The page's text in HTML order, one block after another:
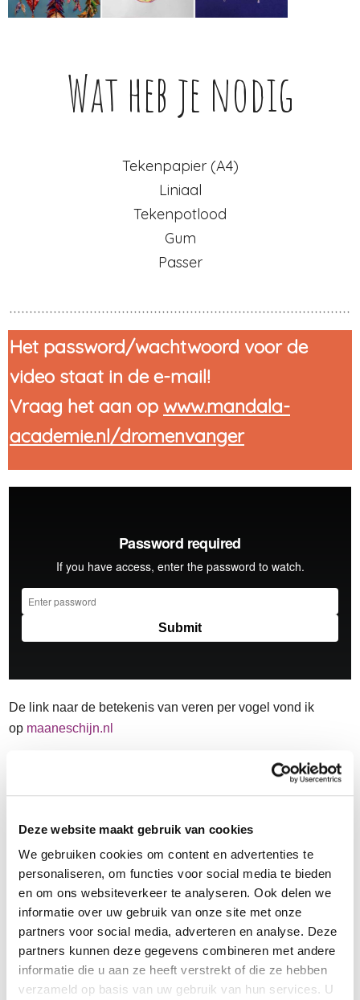
Deze website maakt gebruik van cookies
We gebruiken cookies om content en advertenties te
personaliseren, om functies voor social media te bieden
en om ons websiteverkeer te analyseren. Ook delen we
informatie over uw gebruik van onze site met onze
partners voor social media, adverteren en analyse. Deze
partners kunnen deze gegevens combineren met andere
informatie die u aan ze heeft verstrekt of die ze hebben
verzameld op basis van uw gebruik van hun services. U
Wat heb je nodig
Tekenpapier (A4)
Liniaal
Tekenpotlood
Gum
Passer
Het password/wachtwoord voor de
video staat in de e-mail!
Vraag het aan op www.mandala-
academie.nl/dromenvanger
De link naar de betekenis van veren per vogel vond ik
op maaneschijn.nl
Het password/wachtwoord voor de
video staat in de e-mail! Vraag het aan
opwww.mandala-
academie.nl/dromenvanger
Zeg het voort en laat